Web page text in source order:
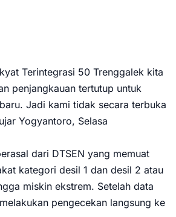
Terintegrasi 50 Trenggalek kita
penjangkauan tertutup untuk
Jadi kami tidak secara terbuka
Yogyantoro, Selasa
dari DTSEN yang memuat
kategori desil 1 dan desil 2 atau
miskin ekstrem. Setelah data
pengecekan langsung ke